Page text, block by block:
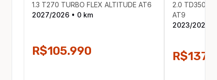
1.3 T270 TURBO FLEX ALTITUDE AT6
2027/2026 • 0 km
R$105.990
2.0 TD350
AT9
2023/2023